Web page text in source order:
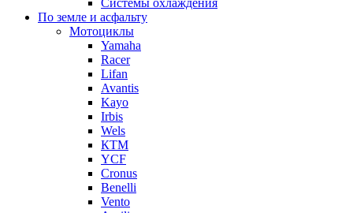
Системы охлаждения
По земле и асфальту
Мотоциклы
Yamaha
Racer
Lifan
Avantis
Kayo
Irbis
Wels
КТМ
YCF
Cronus
Benelli
Vento